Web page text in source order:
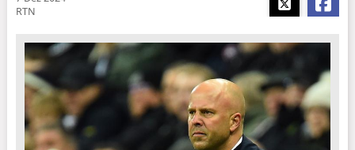
RTN
Support Ukraine
❤
Share this widget
📌